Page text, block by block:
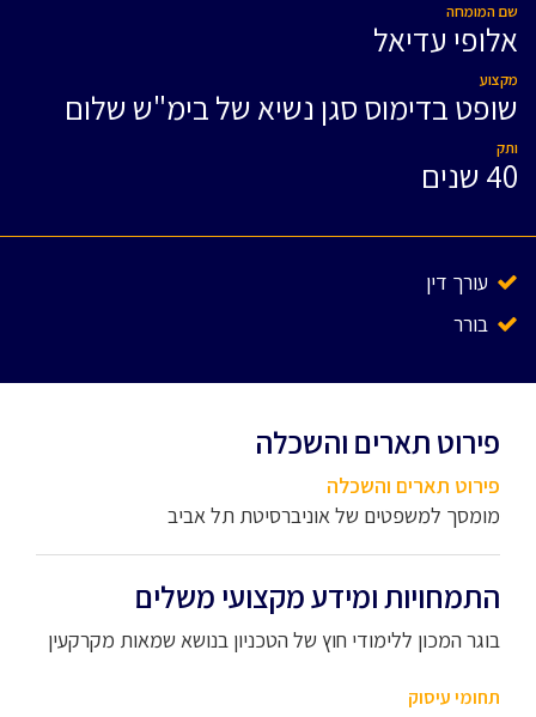
שם המומחה
אלופי עדיאל
מקצוע
שופט בדימוס סגן נשיא של בימ"ש שלום
ותק
40 שנים
עורך דין
בורר
פירוט תארים והשכלה
פירוט תארים והשכלה
מומסך למשפטים של אוניברסיטת תל אביב
התמחויות ומידע מקצועי משלים
בוגר המכון ללימודי חוץ של הטכניון בנושא שמאות מקרקעין
תחומי עיסוק